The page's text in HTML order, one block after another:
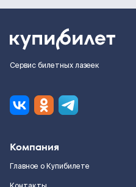
Сервис билетных лазеек
Компания
Главное о Купибилете